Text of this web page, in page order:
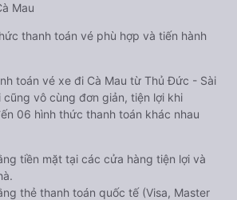
Mau
thanh toán vé phù hợp và tiến hành
toán vé xe đi Cà Mau từ Thủ Đức - Sài
cũng vô cùng đơn giản, tiện lợi khi
06 hình thức thanh toán khác nhau
tiền mặt tại các cửa hàng tiện lợi và
thẻ thanh toán quốc tế (Visa, Master